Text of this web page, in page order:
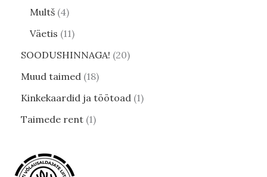
Multš 4
Väetis 11
SOODUSHINNAGA! 20
Muud taimed 18
Kinkekaardid ja töötoad 1
Taimede rent 1